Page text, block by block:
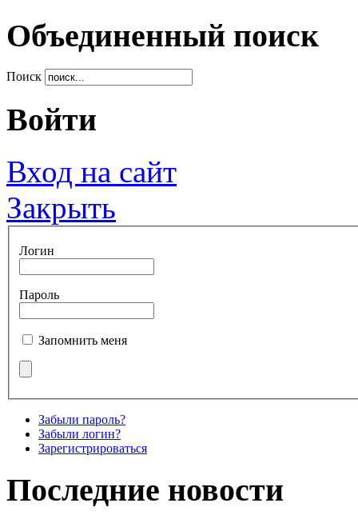
Объединенный поиск
Поиск
Войти
Вход на сайт
Закрыть
Логин
Пароль
Запомнить меня
Забыли пароль?
Забыли логин?
Зарегистрироваться
Последние новости